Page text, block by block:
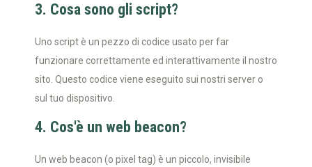
3. Cosa sono gli script?
Uno script è un pezzo di codice usato per far
funzionare correttamente ed interattivamente il nostro
sito. Questo codice viene eseguito sui nostri server o
sul tuo dispositivo.
4. Cos'è un web beacon?
Un web beacon (o pixel tag) è un piccolo, invisibile